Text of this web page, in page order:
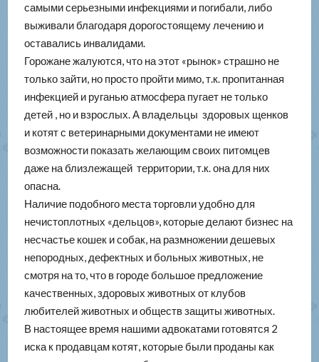
самыми серьезными инфекциями и погибали, либо
выживали благодаря дорогостоящему лечению и
оставались инвалидами.
Горожане жалуются, что на этот «рынок» страшно не
только зайти, но просто пройти мимо, т.к. пропитанная
инфекцией и руганью атмосфера пугает не только
детей , но и взрослых. А владельцы здоровых щенков
и котят с ветеринарными документами не имеют
возможности показать желающим своих питомцев
даже на близлежащей территории, т.к. она для них
опасна.
Наличие подобного места торговли удобно для
нечистоплотных «дельцов», которые делают бизнес на
несчастье кошек и собак, на размножении дешевых
непородных, дефектных и больных животных, не
смотря на то, что в городе большое предложение
качественных, здоровых животных от клубов
любителей животных и обществ защиты животных.
В настоящее время нашими адвокатами готовятся 2
иска к продавцам котят, которые были проданы как